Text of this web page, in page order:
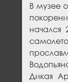
В музее
начался
Дикая